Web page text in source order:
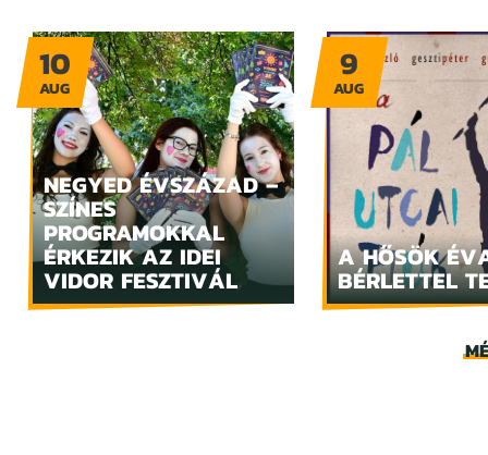
NEGYED ÉVSZÁZAD –
SZÍNES
PROGRAMOKKAL
ÉRKEZIK AZ IDEI
VIDOR FESZTIVÁL
10
AUG
A HŐSÖK
BÉRLETTEL
9
AUG